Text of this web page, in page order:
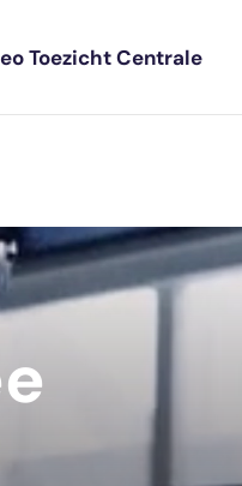
Toezicht Centrale